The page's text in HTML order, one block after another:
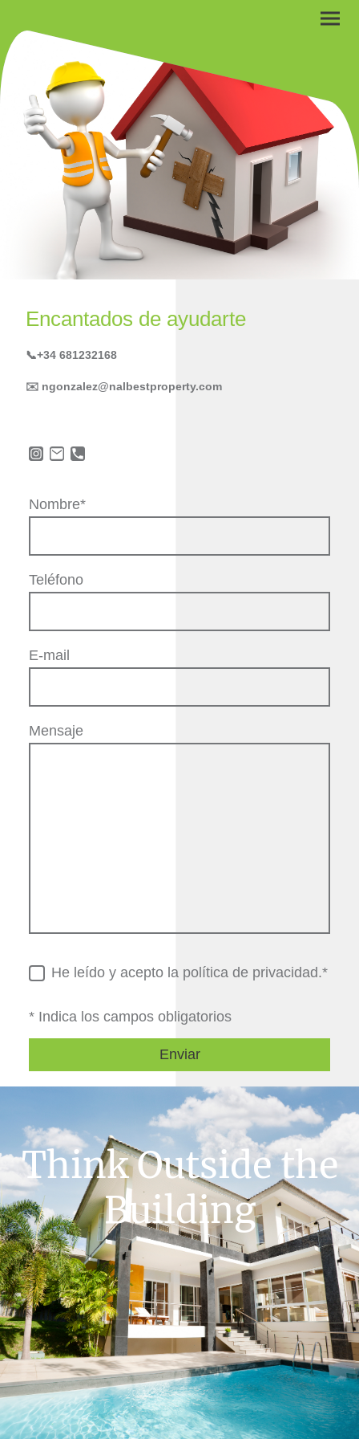
Encantados de ayudarte
📞+34 681232168
✉️ ngonzalez@nalbestproperty.com
Nombre*
Teléfono
E-mail
Mensaje
He leído y acepto la política de privacidad.*
* Indica los campos obligatorios
Enviar
Think Outside the
Building